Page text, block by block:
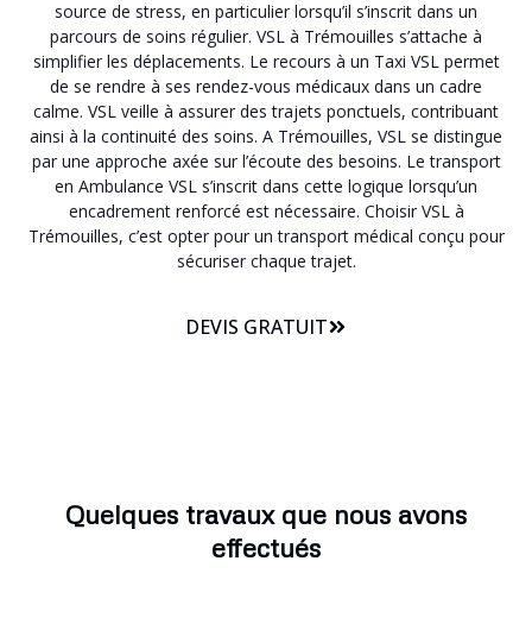
source de stress, en particulier lorsqu’il s’inscrit dans un
parcours de soins régulier. VSL à Trémouilles s’attache à
simplifier les déplacements. Le recours à un Taxi VSL permet
de se rendre à ses rendez-vous médicaux dans un cadre
calme. VSL veille à assurer des trajets ponctuels, contribuant
ainsi à la continuité des soins. A Trémouilles, VSL se distingue
par une approche axée sur l’écoute des besoins. Le transport
en Ambulance VSL s’inscrit dans cette logique lorsqu’un
encadrement renforcé est nécessaire. Choisir VSL à
Trémouilles, c’est opter pour un transport médical conçu pour
sécuriser chaque trajet.
DEVIS GRATUIT
Quelques travaux que nous avons
effectués